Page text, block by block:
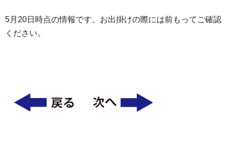
5月20日時点の情報です。お出掛けの際には前もってご確認
ください。